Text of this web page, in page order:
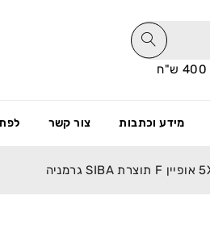
מידע וכתבות צור קשר